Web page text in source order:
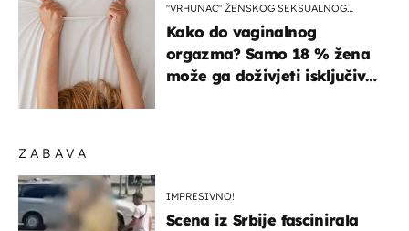
ZABAVA
IMPRESIVNO!
Scena iz Srbije fascinirala
"VRHUNAC" ŽENSKOG SEKSUALNOG
Kako do vaginalnog
orgazma? Samo 18 % žena
može ga doživjeti isključivo